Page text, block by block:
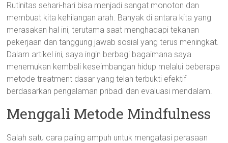
Rutinitas sehari-hari bisa menjadi sangat monoton dan
membuat kita kehilangan arah. Banyak di antara kita yang
merasakan hal ini, terutama saat menghadapi tekanan
pekerjaan dan tanggung jawab sosial yang terus meningkat.
Dalam artikel ini, saya ingin berbagi bagaimana saya
menemukan kembali keseimbangan hidup melalui beberapa
metode treatment dasar yang telah terbukti efektif
berdasarkan pengalaman pribadi dan evaluasi mendalam.
Menggali Metode Mindfulness
Salah satu cara paling ampuh untuk mengatasi perasaan